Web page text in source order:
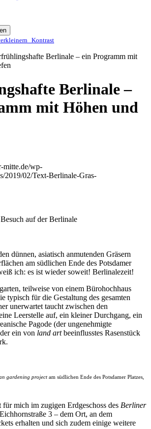
Kontrast
Berlinale – ein Programm mit
Berlinale –
mit Höhen und
auf der Berlinale
dünnen, asiatisch anmutenden Gräsern
am südlichen Ende des Potsdamer
ich: es ist wieder soweit! Berlinalezeit!
teilweise von einem Bürohochhaus
typisch für die Gestaltung des gesamten
unerwartet taucht zwischen den
Leerstelle auf, ein kleiner Durchgang, ein
Pagode (der ungenehmigte
ein von land artbeeinflusstes Rasenstück
gardening projectam südlichen Ende des Potsdamer Platzes,
mich im zugigen Erdgeschoss des Berliner
3 – dem Ort, an dem
erhalten und sich zudem einige weitere